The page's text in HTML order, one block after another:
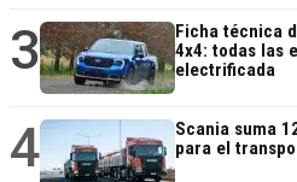
3
Ficha técnica
4x4: todas las
electrificada
4
Scania suma
para el